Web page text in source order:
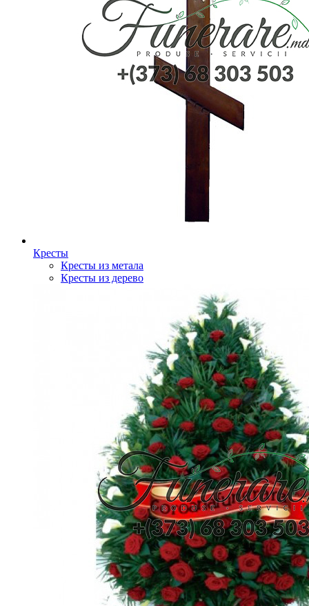
Кресты
Кресты из метала
Кресты из дерево